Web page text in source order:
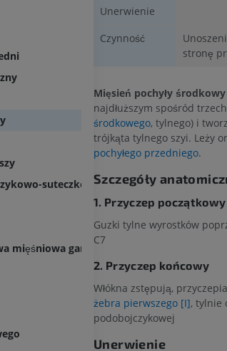
suteczkowaty
mięśniowa gardła
Unerwienie
Czynność
stronę
Mięsień pochyły środkowy
najdłuższym spośród
środkowego, tylnego) i
trójkąta tylnego szyi. Leży
pochyłego przedniego.
Szczegóły
1. Przyczep początkowy
Guzki tylne wyrostków
C7
2. Przyczep końcowy
Włókna zstępują,
żebra pierwszego [I], tylnie
podobojczykowej
Unerwienie